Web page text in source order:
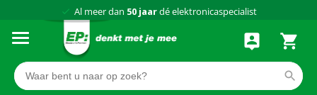
Al meer dan 50 jaardé elektronicaspecialist